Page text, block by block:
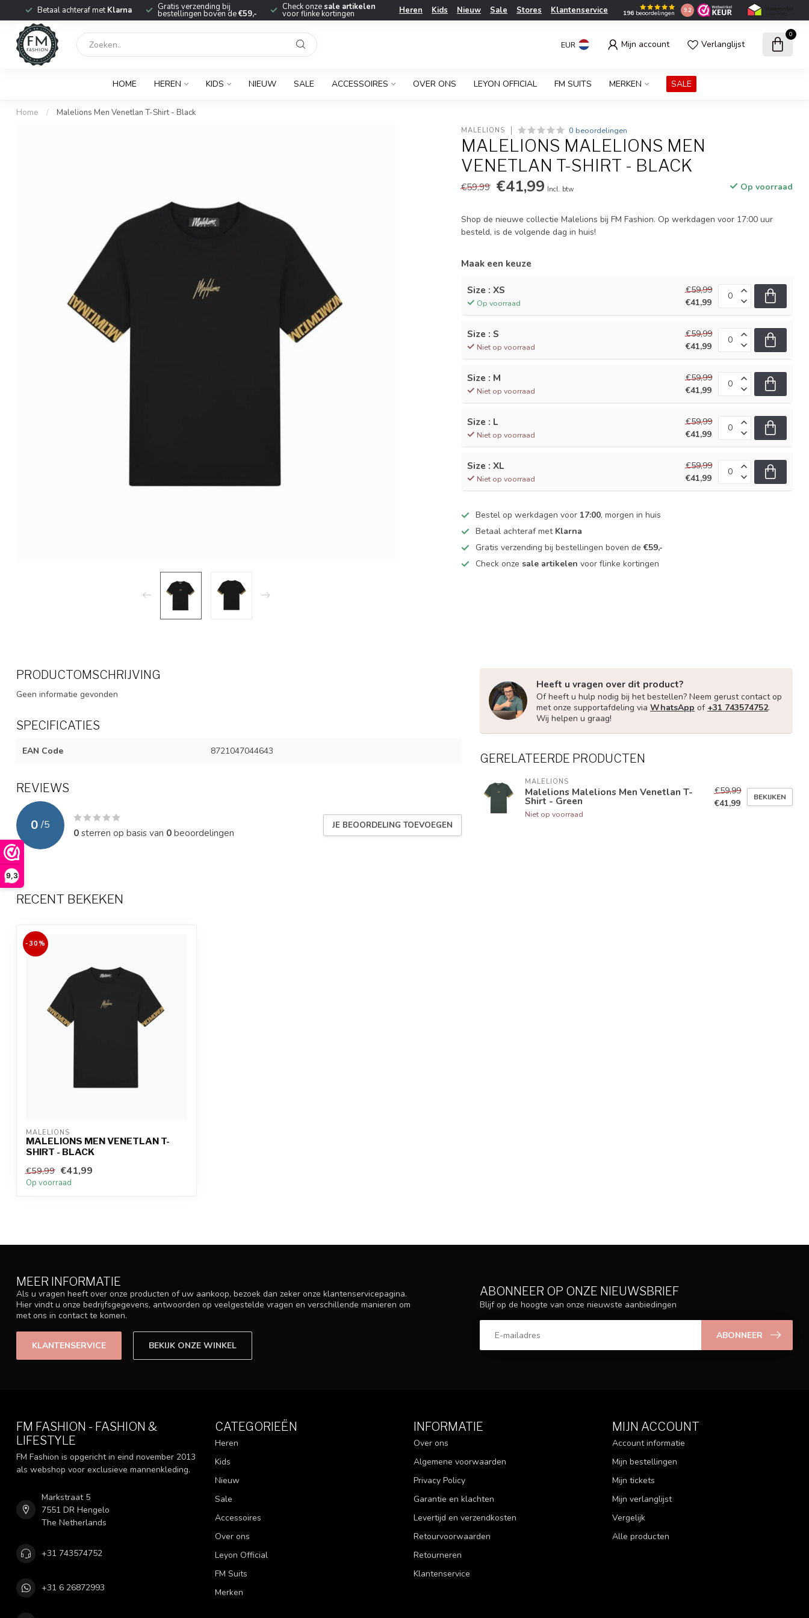
9,3
Betaal achteraf metKlarna Gratis verzending bij
bestellingen boven de€59,-
Check onzesale artikelen
voor flinke kortingen Heren Kids Nieuw Sale Stores Klantenservice 196 beoordelingen 9.2
EUR Mijn account Verlanglijst
0
HOME HEREN KIDS NIEUW SALE ACCESSOIRES OVER ONS LEYON OFFICIAL FM SUITS MERKEN SALE
Home / Malelions Men Venetlan T-Shirt - Black
MALELIONS 0 beoordelingen
MALELIONS MALELIONS MEN
VENETLAN T-SHIRT - BLACK
€59,99 €41,99 Incl. btw Op voorraad
Shop de nieuwe collectie Malelions bij FM Fashion. Op werkdagen voor 17:00 uur
besteld, is de volgende dag in huis!
Maak een keuze
Size : XS
Op voorraad
€59,99
€41,99
Size : S
Niet op voorraad
€59,99
€41,99
Size : M
Niet op voorraad
€59,99
€41,99
Size : L
Niet op voorraad
€59,99
€41,99
Size : XL
Niet op voorraad
€59,99
€41,99
Bestel op werkdagen voor 17:00, morgen in huis
Betaal achteraf met Klarna
Gratis verzending bij bestellingen boven de€59,-
Check onze sale artikelen voor flinke kortingen
PRODUCTOMSCHRIJVING
Geen informatie gevonden
SPECIFICATIES
EAN Code 8721047044643
REVIEWS
0 /5
0sterren op basis van 0beoordelingen
JE BEOORDELING TOEVOEGEN
Heeft u vragen over dit product?
Of heeft u hulp nodig bij het bestellen? Neem gerust contact op
met onze supportafdeling via WhatsApp of +31 743574752.
Wij helpen u graag!
GERELATEERDE PRODUCTEN
MALELIONS
Malelions Malelions Men Venetlan T-
Shirt - Green
Niet op voorraad
€59,99
€41,99
BEKIJKEN
RECENT BEKEKEN
-30%
MALELIONS
MALELIONS MEN VENETLAN T-
SHIRT - BLACK
€59,99 €41,99
Op voorraad
MEER INFORMATIE
Als u vragen heeft over onze producten of uw aankoop, bezoek dan zeker onze klantenservicepagina.
Hier vindt u onze bedrijfsgegevens, antwoorden op veelgestelde vragen en verschillende manieren om
met ons in contact te komen.
KLANTENSERVICE BEKIJK ONZE WINKEL
ABONNEER OP ONZE NIEUWSBRIEF
Blijf op de hoogte van onze nieuwste aanbiedingen
ABONNEER
FM FASHION - FASHION &
LIFESTYLE
FM Fashion is opgericht in eind november 2013
als webshop voor exclusieve mannenkleding.
Markstraat 5
7551 DR Hengelo
The Netherlands
+31 743574752
+31 6 26872993
CATEGORIEËN
Heren
Kids
Nieuw
Sale
Accessoires
Over ons
Leyon Official
FM Suits
Merken
INFORMATIE
Over ons
Algemene voorwaarden
Privacy Policy
Garantie en klachten
Levertijd en verzendkosten
Retourvoorwaarden
Retourneren
Klantenservice
MIJN ACCOUNT
Account informatie
Mijn bestellingen
Mijn tickets
Mijn verlanglijst
Vergelijk
Alle producten